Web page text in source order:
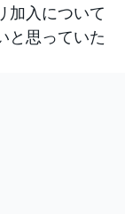
加入について
と思っていた